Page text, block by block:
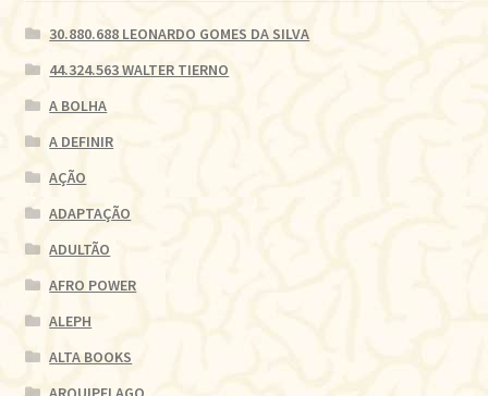
30.880.688 LEONARDO GOMES DA SILVA
44.324.563 WALTER TIERNO
A BOLHA
A DEFINIR
AÇÃO
ADAPTAÇÃO
ADULTÃO
AFRO POWER
ALEPH
ALTA BOOKS